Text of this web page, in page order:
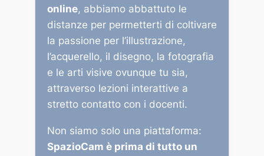
online, abbiamo abbattuto le
distanze per permetterti di coltivare
la passione per l’illustrazione,
l’acquerello, il disegno, la fotografia
e le arti visive ovunque tu sia,
attraverso lezioni interattive a
stretto contatto con i docenti.
Non siamo solo una piattaforma:
SpazioCam è prima di tutto un